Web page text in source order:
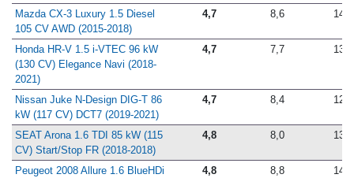
Mazda CX-3 Luxury 1.5 Diesel
105 CV AWD (2015-2018)
4,7 8,6 14,4
Honda HR-V 1.5 i-VTEC 96 kW
(130 CV) Elegance Navi (2018-
2021)
4,7 7,7 13,3
Nissan Juke N-Design DIG-T 86
kW (117 CV) DCT7 (2019-2021)
4,7 8,4 12,3
SEAT Arona 1.6 TDI 85 kW (115
CV) Start/Stop FR (2018-2018)
4,8 8,0 13,1
Peugeot 2008 Allure 1.6 BlueHDi
4,8 8,8 14,7